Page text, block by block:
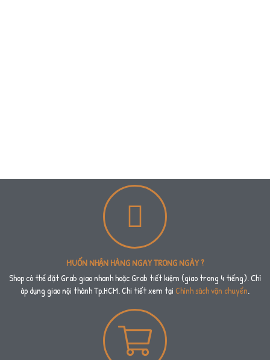
MUỐN NHẬN HÀNG NGAY TRONG NGÀY ?
Shop có thể đặt Grab giao nhanh hoặc Grab tiết kiệm (giao trong 4 tiếng). Chỉ
áp dụng giao nội thành Tp.HCM. Chi tiết xem tại Chính sách vận chuyển.